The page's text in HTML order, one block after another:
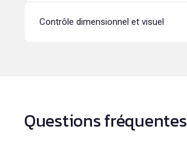
Contrôle dimensionnel et visuel
Questions fréquentes